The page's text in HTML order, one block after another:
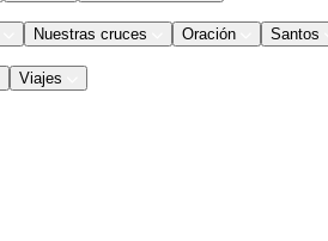
Nuestras cruces Oración Santos
Viajes